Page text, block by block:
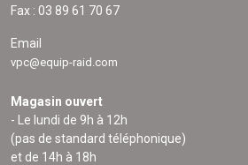
Fax : 03 89 61 70 67
Email
vpc@equip-raid.com
Magasin ouvert
- Le lundi de 9h à 12h
(pas de standard téléphonique)
et de 14h à 18h